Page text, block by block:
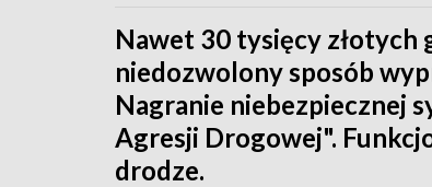
Nawet 30 tysięcy złotych
niedozwolony sposób
Nagranie niebezpiecznej
Agresji Drogowej".
drodze.